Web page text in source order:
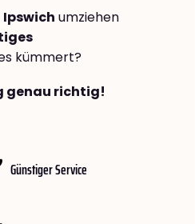
umziehen
kümmert?
genau richtig!
Günstiger Service